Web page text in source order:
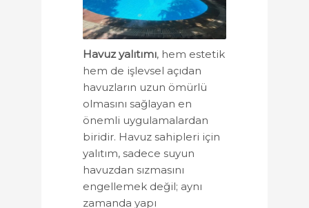
Havuz yalıtımı, hem estetik
hem de işlevsel açıdan
havuzların uzun ömürlü
olmasını sağlayan en
önemli uygulamalardan
biridir. Havuz sahipleri için
yalıtım, sadece suyun
havuzdan sızmasını
engellemek değil; aynı
zamanda yapı